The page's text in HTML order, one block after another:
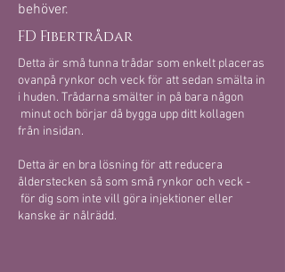
behöver.
FD Fibertrådar
Detta är små tunna trådar som enkelt placeras
ovanpå rynkor och veck för att sedan smälta in
i huden. Trådarna smälter in på bara någon
minut och börjar då bygga upp ditt kollagen
från insidan.
Detta är en bra lösning för att reducera
ålderstecken så som små rynkor och veck -
för dig som inte vill göra injektioner eller
kanske är nålrädd.